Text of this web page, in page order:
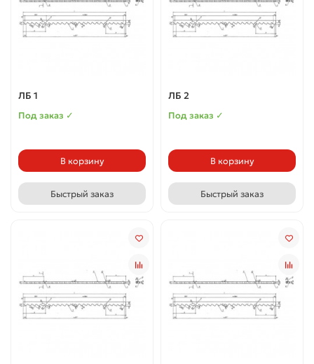
ЛБ 1
Под заказ ✓
В корзину
Быстрый заказ
ЛБ 2
Под заказ ✓
В корзину
Быстрый заказ